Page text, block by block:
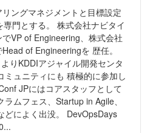
ングマネジメントと目標設定
専門とする。 株式会社ナビタイ
でVP of Engineering、株式会社
of Engineeringを 歴任。
りKDDIアジャイル開発センタ
ミュニティにも 積極的に参加し
JPにはコアスタッフとして
ラムフェス、Startup in Agile、
どによく出没。 DevOpsDays